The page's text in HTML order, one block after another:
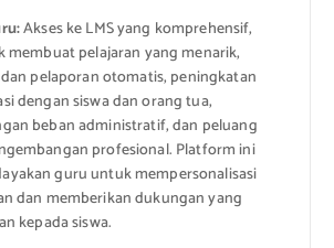
Akses ke LMS yang komprehensif,
membuat pelajaran yang menarik,
pelaporan otomatis, peningkatan
dengan siswa dan orang tua,
beban administratif, dan peluang
profesional. Platform ini
guru untuk mempersonalisasi
dan memberikan dukungan yang
kepada siswa.